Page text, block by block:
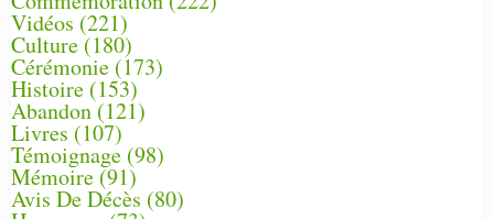
Vidéos (221)
Culture(180)
Cérémonie (173)
Histoire (153)
Abandon(121)
Livres (107)
Témoignage (98)
Mémoire (91)
Avis De Décès (80)